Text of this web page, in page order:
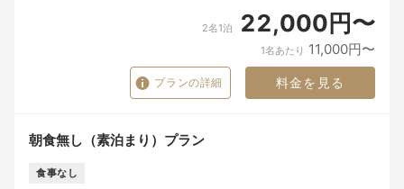
2名1泊 22,000円〜
1名あたり 11,000円〜
プランの詳細 料金を見る
朝食無し（素泊まり）プラン
食事なし